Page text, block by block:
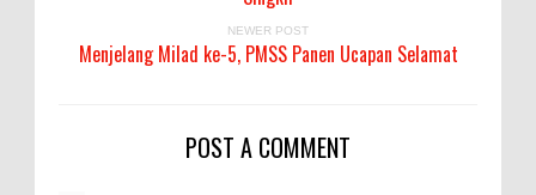
NEWER POST
Menjelang Milad ke-5, PMSS Panen Ucapan Selamat
POST A COMMENT